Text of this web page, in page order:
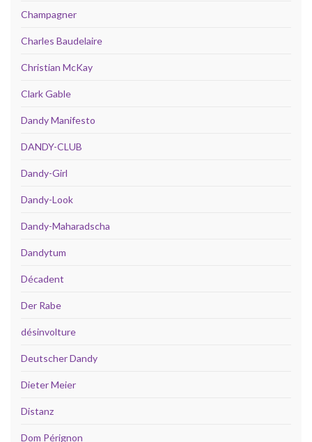
Champagner
Charles Baudelaire
Christian McKay
Clark Gable
Dandy Manifesto
DANDY-CLUB
Dandy-Girl
Dandy-Look
Dandy-Maharadscha
Dandytum
Décadent
Der Rabe
désinvolture
Deutscher Dandy
Dieter Meier
Distanz
Dom Pérignon